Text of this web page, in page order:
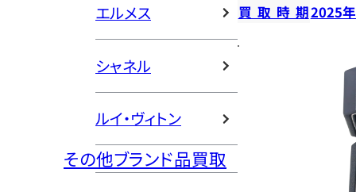
エルメス
シャネル
ルイ・ヴィトン
その他ブランド品買取
買取時期2025